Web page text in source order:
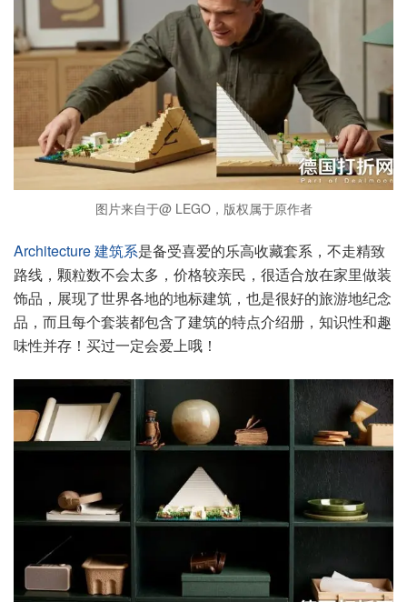
图片来自于@ LEGO，版权属于原作者
Architecture 建筑系是备受喜爱的乐高收藏套系，不走精致
路线，颗粒数不会太多，价格较亲民，很适合放在家里做装
饰品，展现了世界各地的地标建筑，也是很好的旅游地纪念
品，而且每个套装都包含了建筑的特点介绍册，知识性和趣
味性并存！买过一定会爱上哦！